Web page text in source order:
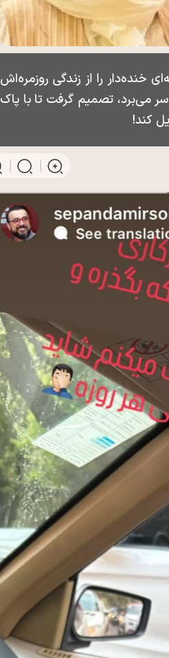
خنده‌دار را از زندگی روزمره‌اش
می‌برد، تصمیم گرفت تا با پاک
کند!